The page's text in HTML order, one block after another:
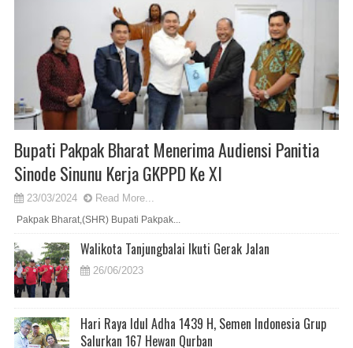
Bupati Pakpak Bharat Menerima Audiensi Panitia
Sinode Sinunu Kerja GKPPD Ke XI
23/03/2024 Read More...
Pakpak Bharat,(SHR) Bupati Pakpak...
Walikota Tanjungbalai Ikuti Gerak Jalan
26/06/2023
Hari Raya Idul Adha 1439 H, Semen Indonesia Grup
Salurkan 167 Hewan Qurban